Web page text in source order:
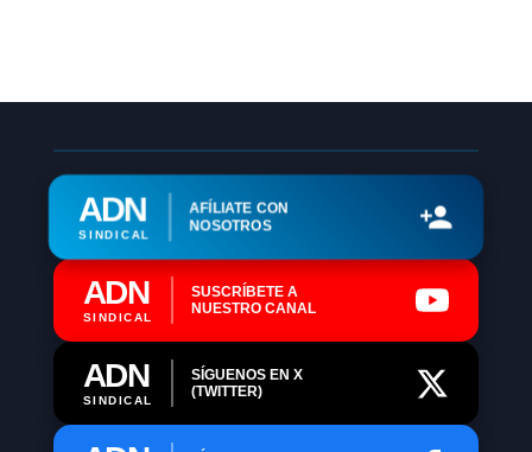
ADN
SINDICAL
AFÍLIATE CON
NOSOTROS
ADN
SINDICAL
SUSCRÍBETE A
NUESTRO CANAL
ADN
SINDICAL
SÍGUENOS EN X
(TWITTER)